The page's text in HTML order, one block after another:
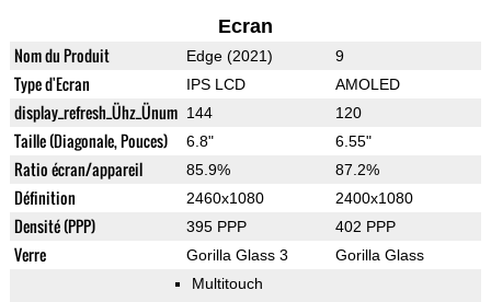
Ecran
Nom du Produit Edge (2021) 9
Type d'Ecran IPS LCD AMOLED
display_refresh_Ühz_Ünum 144 120
Taille (Diagonale, Pouces) 6.8" 6.55"
Ratio écran/appareil 85.9% 87.2%
Définition 2460x1080 2400x1080
Densité (PPP) 395 PPP 402 PPP
Verre Gorilla Glass 3 Gorilla Glass
Multitouch